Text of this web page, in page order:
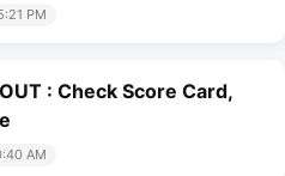
PM
: Check Score Card,
AM